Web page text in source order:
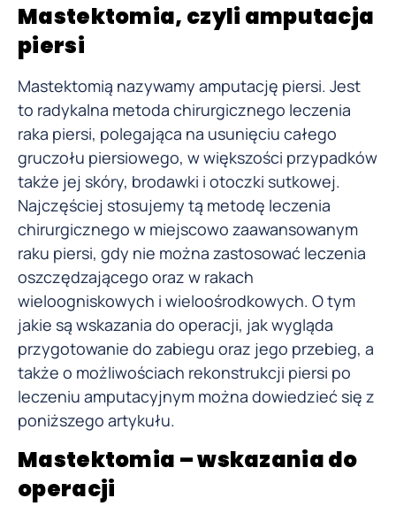
Mastektomia, czyli amputacja
piersi
Mastektomią nazywamy amputację piersi. Jest
to radykalna metoda chirurgicznego leczenia
raka piersi, polegająca na usunięciu całego
gruczołu piersiowego, w większości przypadków
także jej skóry, brodawki i otoczki sutkowej.
Najczęściej stosujemy tą metodę leczenia
chirurgicznego w miejscowo zaawansowanym
raku piersi, gdy nie można zastosować leczenia
oszczędzającego oraz w rakach
wieloogniskowych i wieloośrodkowych. O tym
jakie są wskazania do operacji, jak wygląda
przygotowanie do zabiegu oraz jego przebieg, a
także o możliwościach rekonstrukcji piersi po
leczeniu amputacyjnym można dowiedzieć się z
poniższego artykułu.
Mastektomia – wskazania do
operacji